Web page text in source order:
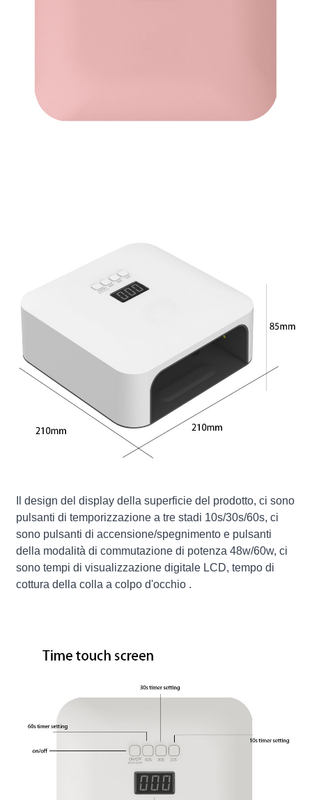
Il design del display della superficie del prodotto, ci sono
pulsanti di temporizzazione a tre stadi 10s/30s/60s, ci
sono pulsanti di accensione/spegnimento e pulsanti
della modalità di commutazione di potenza 48w/60w, ci
sono tempi di visualizzazione digitale LCD, tempo di
cottura della colla a colpo d'occhio .